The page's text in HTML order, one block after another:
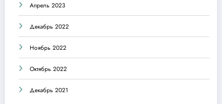
Апрель 2023
Декабрь 2022
Ноябрь 2022
Октябрь 2022
Декабрь 2021